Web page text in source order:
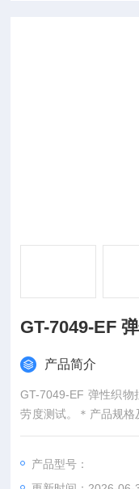
GT-7049-EF
产品简介
GT-7049-EF 弹性织物
劳度测试。＊产品规格
报价资料为准。
产品型号：